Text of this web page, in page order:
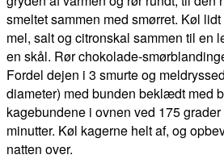
smeltet sammen med smørret. Køl
mel, salt og citronskal sammen til en
en skål. Rør chokolade-
Fordel dejen i 3 smurte og
diameter) med bunden beklædt med
kagebundene i ovnen ved 175
minutter. Køl kagerne helt af, og
natten over.